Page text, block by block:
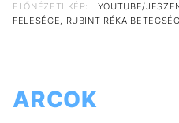
ELŐNÉZETI KÉP:
YOUTUBE/
FELESÉGE, RUBINT RÉKA
ARCOK